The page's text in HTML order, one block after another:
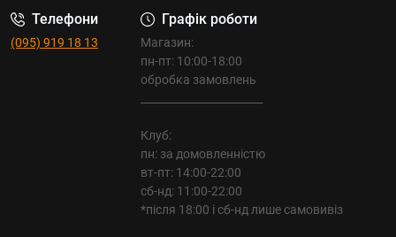
Телефони
(095) 919 18 13
Графік роботи
Магазин:
пн-пт: 10:00-18:00
обробка замовлень
Клуб:
пн: за домовленністю
вт-пт: 14:00-22:00
сб-нд: 11:00-22:00
*після 18:00 і сб-нд лише самовивіз